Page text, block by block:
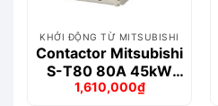
KHỞI ĐỘNG TỪ MITSUBISHI
Contactor Mitsubishi
S-T80 80A 45kW
AC200V 3P
Giá
1,610,000₫
Giá